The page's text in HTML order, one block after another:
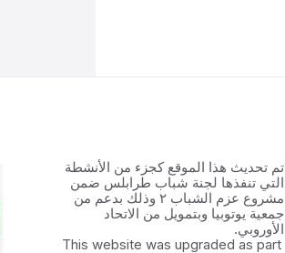
تم تحديث هذا الموقع كجزء من الأنشطة
التي تنفذها لجنة شباب طرابلس ضمن
مشروع عزم الشباب ٢ وذلك بدعم من
جمعية يوتوبيا وبتمويل من الاتحاد
الأوروبي.
This website was upgraded as part